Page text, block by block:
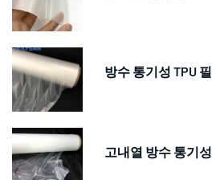
방수 통기성 TPU
고내열 방수 통기